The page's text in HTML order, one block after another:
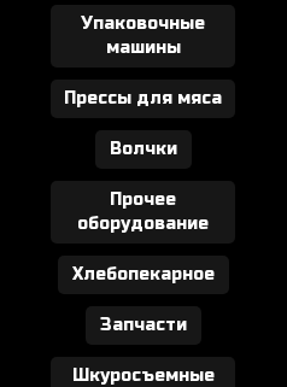
Упаковочные
машины
Прессы для мяса
Волчки
Прочее
оборудование
Хлебопекарное
Запчасти
Шкуросъемные